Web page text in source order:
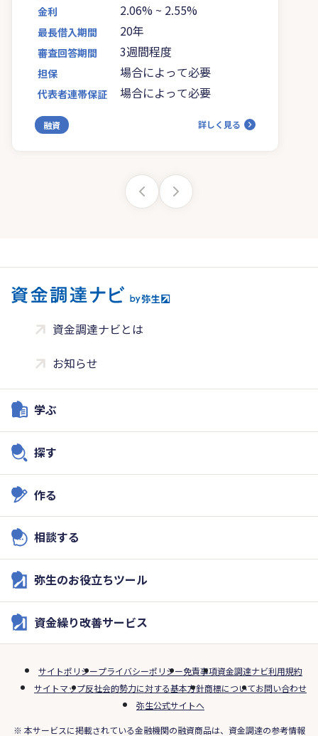
金利 2.06% ~ 2.55%
最長借入期間 20年
審査回答期間 3週間程度
担保 場合によって必要
代表者連帯保証 場合によって必要
融資 詳しく見る
資金調達ナビとは
お知らせ
学ぶ
探す
作る
相談する
弥生のお役立ちツール
資金繰り改善サービス
サイトポリシープライバシーポリシー免責事項資金調達ナビ利用規約
サイトマップ反社会的勢力に対する基本方針商標についてお問い合わせ
弥生公式サイトへ
※ 本サービスに掲載されている金融機関の融資商品は、資金調達の参考情報